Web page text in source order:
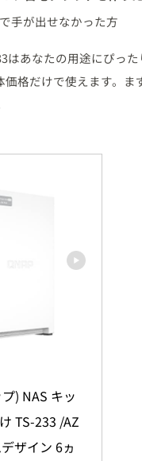
手が出せなかった方
はあなたの用途にぴっ
格だけで使えます。ま
) NAS キッ
TS-233 /AZ
ザイン 6ヵ